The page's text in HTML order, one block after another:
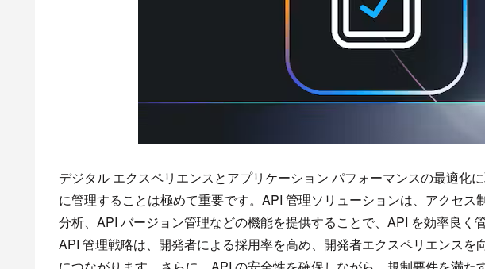
デジタル エクスペリエンスとアプリケーション パフォーマンスの最適化
に管理することは極めて重要です。API 管理ソリューションは、アクセス
分析、API バージョン管理などの機能を提供することで、API を効率良く
API 管理戦略は、開発者による採用率を高め、開発者エクスペリエンスを